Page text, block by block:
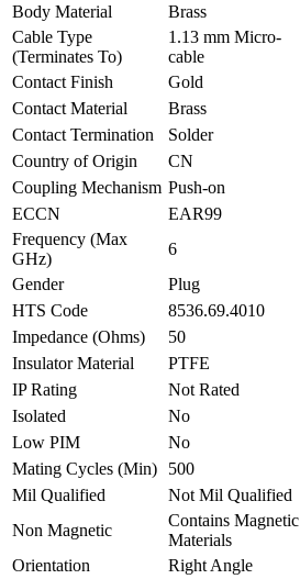
Body Material
Brass
Cable Type
(Terminates To)
1.13 mm Micro-
cable
Contact Finish
Gold
Contact Material
Brass
Contact Termination
Solder
Country of Origin
CN
Coupling Mechanism Push-on
ECCN
EAR99
Frequency (Max
GHz)
6
Gender
Plug
HTS Code
8536.69.4010
Impedance (Ohms)
50
Insulator Material
PTFE
IP Rating
Not Rated
Isolated
No
Low PIM
No
Mating Cycles (Min)
500
Mil Qualified
Not Mil Qualified
Non Magnetic
Contains Magnetic
Materials
Orientation
Right Angle